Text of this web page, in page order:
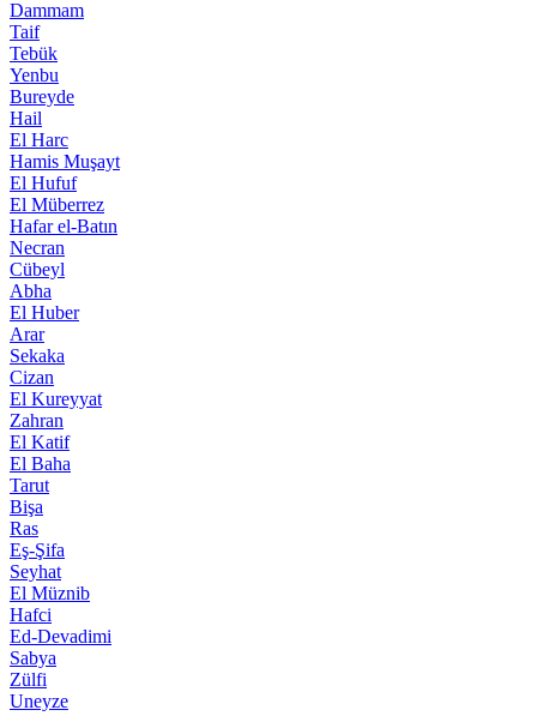
Dammam
Taif
Tebük
Yenbu
Bureyde
Hail
El Harc
Hamis Muşayt
El Hufuf
El Müberrez
Hafar el-Batın
Necran
Cübeyl
Abha
El Huber
Arar
Sekaka
Cizan
El Kureyyat
Zahran
El Katif
El Baha
Tarut
Bişa
Ras
Eş-Şifa
Seyhat
El Müznib
Hafci
Ed-Devadimi
Sabya
Zülfi
Uneyze